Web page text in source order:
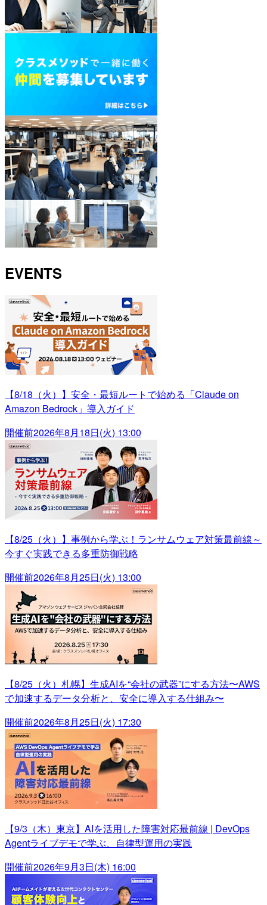
EVENTS
【8/18（火）】安全・最短ルートで始める「Claude on
Amazon Bedrock」導入ガイド
開催前2026年8月18日(火) 13:00
【8/25（火）】事例から学ぶ！ランサムウェア対策最前線～
今すぐ実践できる多重防御戦略
開催前2026年8月25日(火) 13:00
【8/25（火）札幌】生成AIを“会社の武器”にする方法〜AWS
で加速するデータ分析と、安全に導入する仕組み〜
開催前2026年8月25日(火) 17:30
【9/3（木）東京】AIを活用した障害対応最前線 | DevOps
Agentライブデモで学ぶ、自律型運用の実践
開催前2026年9月3日(木) 16:00